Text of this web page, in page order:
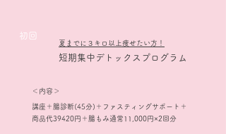
​夏までに３キロ以上痩せたい方！
​短期集中デトックスプログラム
＜内容＞
講座＋腸診断(45分)＋ファスティングサポート＋
商品代39420円＋腸もみ通常11,000円×2回分
​初回